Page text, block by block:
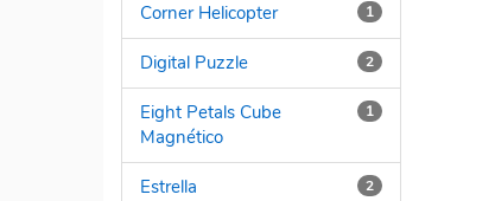
1
Corner Helicopter
2
Digital Puzzle
1
Eight Petals Cube
Magnético
2
Estrella